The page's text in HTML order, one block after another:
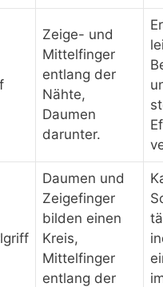
Zeige- und
Mittelfinger
entlang der
Nähte,
Daumen
darunter.
Daumen und
Zeigefinger
bilden einen
Kreis,
Mittelfinger
entlang der